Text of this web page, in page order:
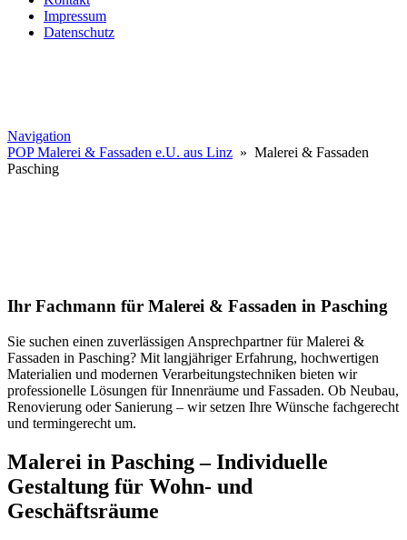
Impressum
Datenschutz
Navigation
POP Malerei & Fassaden e.U. aus Linz » Malerei & Fassaden
Pasching
Ihr Fachmann für Malerei & Fassaden in Pasching
Sie suchen einen zuverlässigen Ansprechpartner für Malerei &
Fassaden in Pasching? Mit langjähriger Erfahrung, hochwertigen
Materialien und modernen Verarbeitungstechniken bieten wir
professionelle Lösungen für Innenräume und Fassaden. Ob Neubau,
Renovierung oder Sanierung – wir setzen Ihre Wünsche fachgerecht
und termingerecht um.
Malerei in Pasching – Individuelle
Gestaltung für Wohn- und
Geschäftsräume